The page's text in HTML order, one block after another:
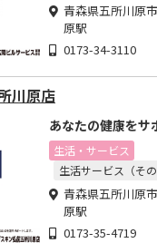
青森県五所川原
原駅
0173-34-3110
川原店
あなたの健康をサ
生活・サービス
生活サービス（その
青森県五所川原
原駅
0173-35-4719